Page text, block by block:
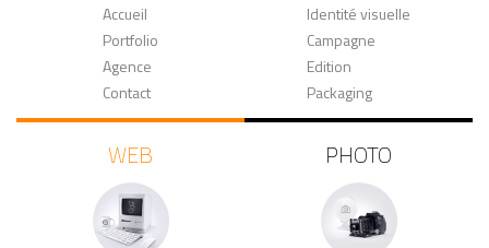
Accueil
Portfolio
Agence
Contact
Identité visuelle
Campagne
Edition
Packaging
WEB PHOTO